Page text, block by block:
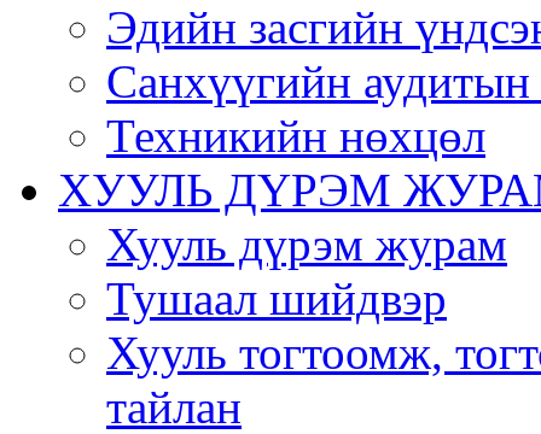
Эдийн засгийн
Санхүүгийн аудитын
Техникийн нөхцөл
ХУУЛЬ ДҮРЭМ
Хууль дүрэм журам
Тушаал шийдвэр
Хууль тогтоомж,
тайлан